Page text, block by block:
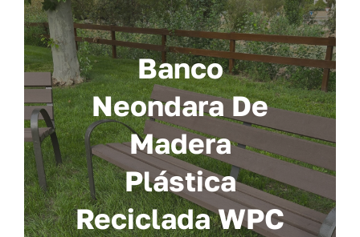
Banco
Neondara De
Madera
Plástica
Reciclada WPC